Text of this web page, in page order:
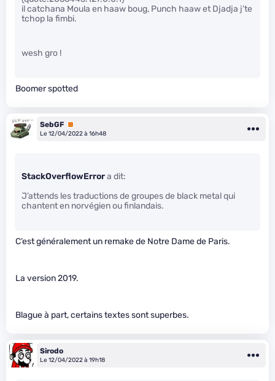
il catchana Moula en haaw boug, Punch haaw et Djadja j’te
tchop la fimbi.
wesh gro !
Boomer spotted
SebGF Premium
Le 12/04/2022 à 16h48
StackOverflowErrora dit:
J’attends les traductions de groupes de black metal qui
chantent en norvégien ou finlandais.
C’est généralement un remake de Notre Dame de Paris.
La version 2019.
Blague à part, certains textes sont superbes.
Sirodo
Le 12/04/2022 à 19h18